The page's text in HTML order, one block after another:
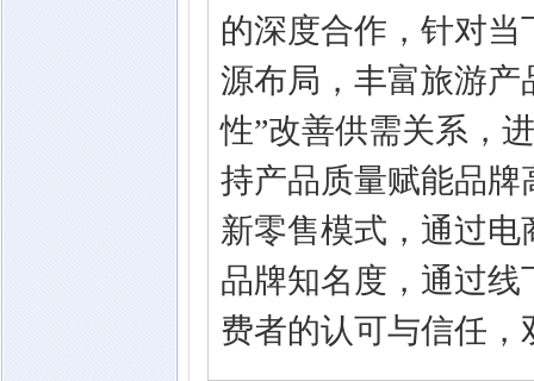
的深度合作，针对
源布局，丰富旅游产
性”改善供需关系，
持产品质量赋能品
新零售模式，通过
品牌知名度，通过线
费者的认可与信任